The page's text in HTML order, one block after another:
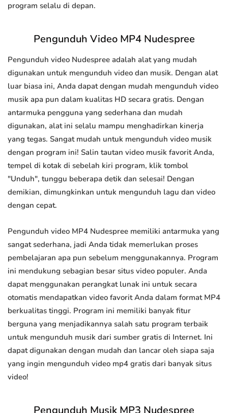
program selalu di depan.
Pengunduh Video MP4 Nudespree
Pengunduh video Nudespree adalah alat yang mudah
digunakan untuk mengunduh video dan musik. Dengan alat
luar biasa ini, Anda dapat dengan mudah mengunduh video
musik apa pun dalam kualitas HD secara gratis. Dengan
antarmuka pengguna yang sederhana dan mudah
digunakan, alat ini selalu mampu menghadirkan kinerja
yang tegas. Sangat mudah untuk mengunduh video musik
dengan program ini! Salin tautan video musik favorit Anda,
tempel di kotak di sebelah kiri program, klik tombol
"Unduh", tunggu beberapa detik dan selesai! Dengan
demikian, dimungkinkan untuk mengunduh lagu dan video
dengan cepat.
Pengunduh video MP4 Nudespree memiliki antarmuka yang
sangat sederhana, jadi Anda tidak memerlukan proses
pembelajaran apa pun sebelum menggunakannya. Program
ini mendukung sebagian besar situs video populer. Anda
dapat menggunakan perangkat lunak ini untuk secara
otomatis mendapatkan video favorit Anda dalam format MP4
berkualitas tinggi. Program ini memiliki banyak fitur
berguna yang menjadikannya salah satu program terbaik
untuk mengunduh musik dari sumber gratis di Internet. Ini
dapat digunakan dengan mudah dan lancar oleh siapa saja
yang ingin mengunduh video mp4 gratis dari banyak situs
video!